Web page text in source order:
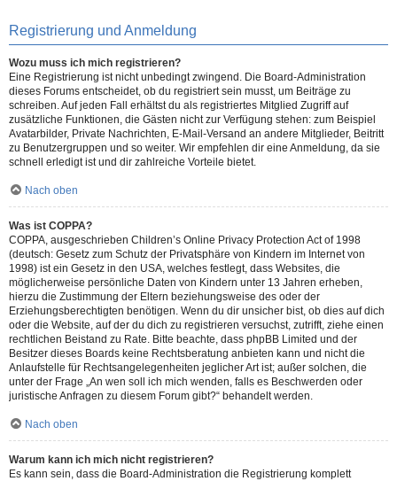
Registrierung und Anmeldung
Wozu muss ich mich registrieren?
Eine Registrierung ist nicht unbedingt zwingend. Die Board-Administration
dieses Forums entscheidet, ob du registriert sein musst, um Beiträge zu
schreiben. Auf jeden Fall erhältst du als registriertes Mitglied Zugriff auf
zusätzliche Funktionen, die Gästen nicht zur Verfügung stehen: zum Beispiel
Avatarbilder, Private Nachrichten, E-Mail-Versand an andere Mitglieder, Beitritt
zu Benutzergruppen und so weiter. Wir empfehlen dir eine Anmeldung, da sie
schnell erledigt ist und dir zahlreiche Vorteile bietet.
Nach oben
Was ist COPPA?
COPPA, ausgeschrieben Children’s Online Privacy Protection Act of 1998
(deutsch: Gesetz zum Schutz der Privatsphäre von Kindern im Internet von
1998) ist ein Gesetz in den USA, welches festlegt, dass Websites, die
möglicherweise persönliche Daten von Kindern unter 13 Jahren erheben,
hierzu die Zustimmung der Eltern beziehungsweise des oder der
Erziehungsberechtigten benötigen. Wenn du dir unsicher bist, ob dies auf dich
oder die Website, auf der du dich zu registrieren versuchst, zutrifft, ziehe einen
rechtlichen Beistand zu Rate. Bitte beachte, dass phpBB Limited und der
Besitzer dieses Boards keine Rechtsberatung anbieten kann und nicht die
Anlaufstelle für Rechtsangelegenheiten jeglicher Art ist; außer solchen, die
unter der Frage „An wen soll ich mich wenden, falls es Beschwerden oder
juristische Anfragen zu diesem Forum gibt?“ behandelt werden.
Nach oben
Warum kann ich mich nicht registrieren?
Es kann sein, dass die Board-Administration die Registrierung komplett